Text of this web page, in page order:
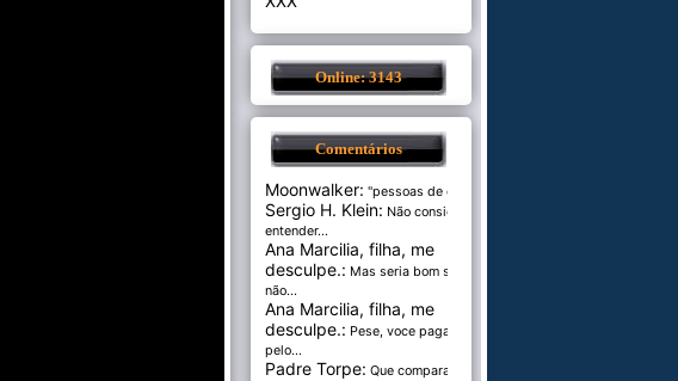
Online: 3143
Comentários
Moonwalker: "pessoas de cer...
Sergio H. Klein: Não consigo
entender...
Ana Marcilia, filha, me
desculpe.: Mas seria bom se
não...
Ana Marcilia, filha, me
desculpe.: Pese, voce paga
pelo...
Padre Torpe: Que comparação